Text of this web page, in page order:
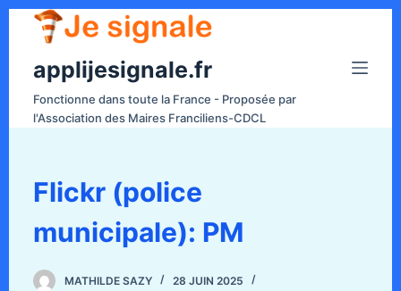
applijesignale.fr
Fonctionne dans toute la France - Proposée par
l'Association des Maires Franciliens-CDCL
Flickr (police
municipale): PM
MATHILDE SAZY
28 JUIN 2025